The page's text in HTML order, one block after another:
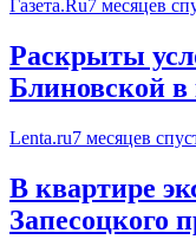
Газета.Ru7 месяцев
Раскрыты
Блиновской в
Lenta.ru7 месяцев
В квартире
Запесоцкого